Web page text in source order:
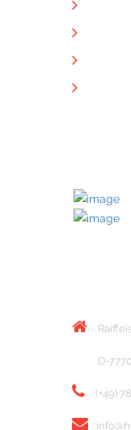
D-
(+49)